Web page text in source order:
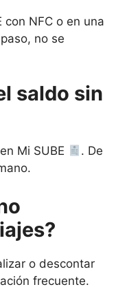
con NFC o en una
no se
saldo sin
Mi SUBE
. De
o descontar
frecuente.